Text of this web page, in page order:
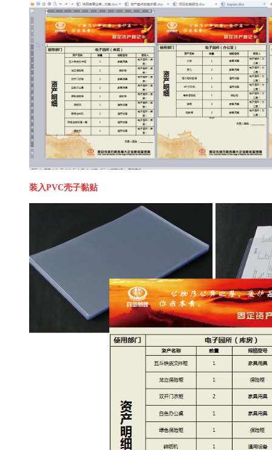
装入PVC壳子黏贴